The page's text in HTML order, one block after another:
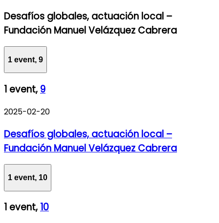
Desafíos globales, actuación local –
Fundación Manuel Velázquez Cabrera
1 event, 9
1 event, 9
2025-02-20
Desafíos globales, actuación local –
Fundación Manuel Velázquez Cabrera
1 event, 10
1 event, 10